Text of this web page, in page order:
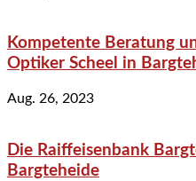
Kompetente Beratung
Optiker Scheel in
Aug. 26, 2023
Die Raiffeisenbank
Bargteheide